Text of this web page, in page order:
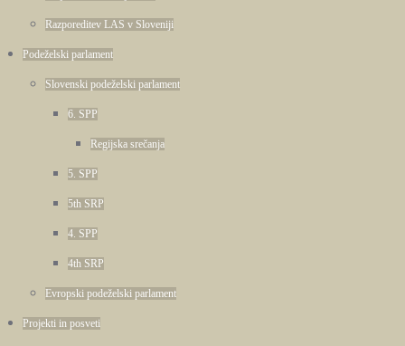
Razporeditev LAS v Sloveniji
Podeželski parlament
Slovenski podeželski parlament
6. SPP
Regijska srečanja
5. SPP
5th SRP
4. SPP
4th SRP
Evropski podeželski parlament
Projekti in posveti